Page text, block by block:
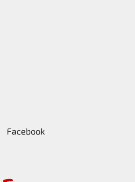
Facebook